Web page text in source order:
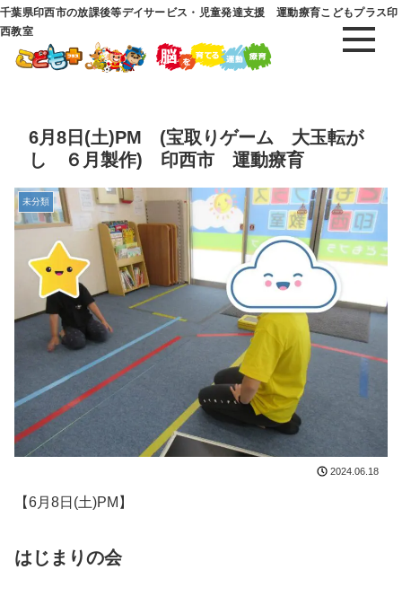
千葉県印西市の放課後等デイサービス・児童発達支援 運動療育こどもプラス印
西教室
6月8日(土)PM (宝取りゲーム 大玉転が
し ６月製作) 印西市 運動療育
未分類
2024.06.18
【6月8日(土)PM】
はじまりの会